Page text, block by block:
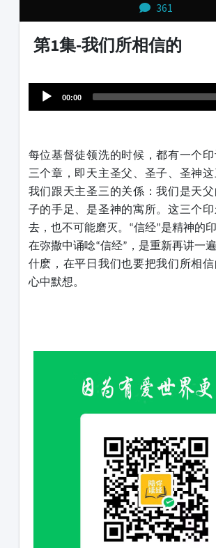
361
第1集-我们所相信的
Player
00:00
每位基督徒领洗的时候，都有一个
三个章，即天主圣父、圣子、圣神
我们跟天主圣三的关係：我们是天
子的手足、是圣神的寓所。这三个
去，也不可能磨灭。 “信经”是精神的
在弥撒中诵唸“信经” ，是重新再讲一
什麽，在平日我们也要把我们所相
心中默想。